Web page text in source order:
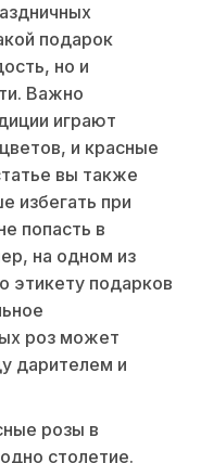
подарок
но и
Важно
играют
и красные
вы также
избегать при
попасть в
на одном из
этикету подарков
роз может
дарителем и
розы в
столетие.